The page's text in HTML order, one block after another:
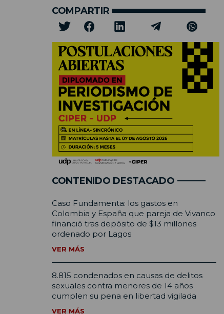
COMPARTIR
CONTENIDO DESTACADO
Caso Fundamenta: los gastos en
Colombia y España que pareja de Vivanco
financió tras depósito de $13 millones
ordenado por Lagos
VER MÁS
8.815 condenados en causas de delitos
sexuales contra menores de 14 años
cumplen su pena en libertad vigilada
VER MÁS